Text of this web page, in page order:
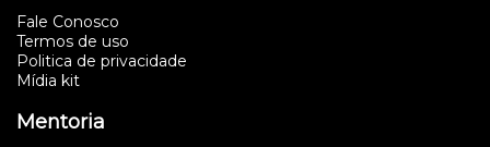
Fale Conosco
Termos de uso
Politica de privacidade
Mídia kit
Mentoria